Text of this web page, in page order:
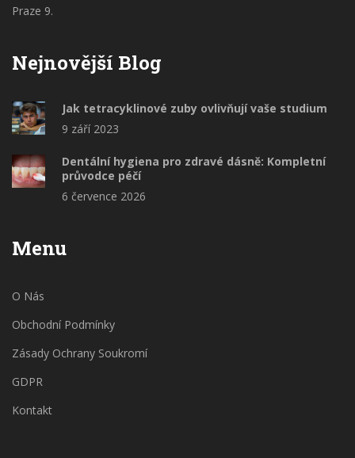
Praze 9.
Nejnovější Blog
Jak tetracyklinové zuby ovlivňují vaše studium
9 září 2023
Dentální hygiena pro zdravé dásně: Kompletní
průvodce péčí
6 července 2026
Menu
O Nás
Obchodní Podmínky
Zásady Ochrany Soukromí
GDPR
Kontakt